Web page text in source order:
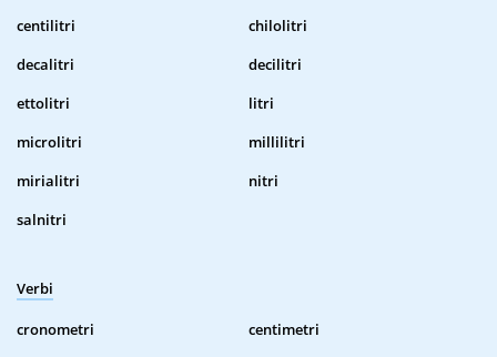
centilitri
chilolitri
decalitri
decilitri
ettolitri
litri
microlitri
millilitri
mirialitri
nitri
salnitri
Verbi
cronometri
centimetri